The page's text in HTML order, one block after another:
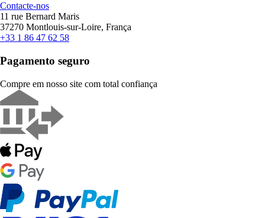
Contacte-nos
11 rue Bernard Maris
37270 Montlouis-sur-Loire, França
+33 1 86 47 62 58
Pagamento seguro
Compre em nosso site com total confiança